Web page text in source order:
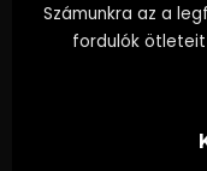
Számunkra az a
fordulók